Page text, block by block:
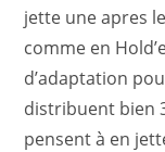
jette une apres
comme en
d’adaptation
distribuent bien
pensent à en